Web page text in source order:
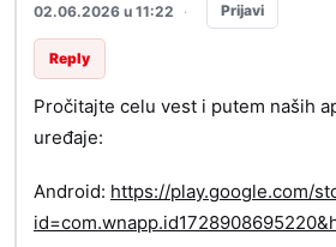
02.06.2026 u 11:22 · Prijavi
Reply
Pročitajte celu vest i putem naših
uređaje:
Android: https://play.google.com/